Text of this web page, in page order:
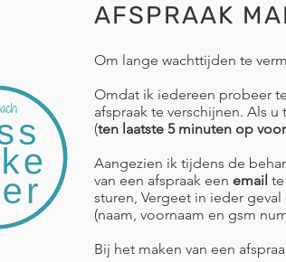
AFSPRAAK
Om lange wachttijden te
Omdat ik iedereen probeer
afspraak te verschijnen. Als
(ten laatste 5 minuten op
Aangezien ik tijdens de
van een afspraak een email
sturen, Vergeet in ieder
(naam, voornaam en gsm
Bij het maken van een